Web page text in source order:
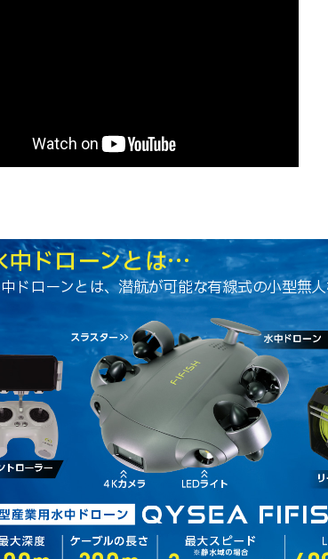
中ドローンとは…
ドローンとは、潜航が可能な有線式の小型無